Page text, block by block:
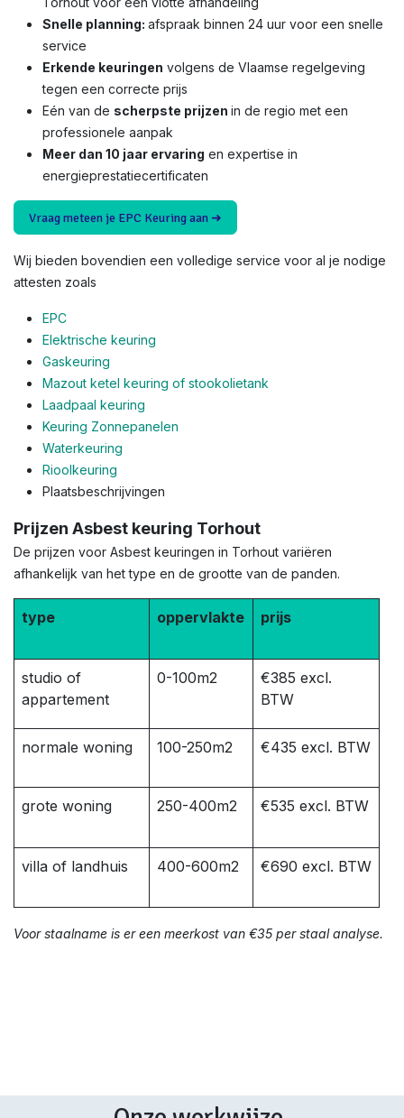
Snelle planning: afspraak binnen 24 uur voor een snelle
service
Erkende keuringen volgens de Vlaamse regelgeving
tegen een correcte prijs
Eén van de scherpste prijzen in de regio met een
professionele aanpak
Meer dan 10 jaar ervaring en expertise in
energieprestatiecertificaten
Vraag meteen je EPC Keuring aan ➜
Wij bieden bovendien een volledige service voor al je nodige
attesten zoals
EPC
Elektrische keuring
Gaskeuring
Mazout ketel keuring of stookolietank
Laadpaal keuring
Keuring Zonnepanelen
Waterkeuring
Rioolkeuring
Plaatsbeschrijvingen
Prijzen Asbest keuring Torhout
De prijzen voor Asbest keuringen in Torhout variëren
afhankelijk van het type en de grootte van de panden.
type oppervlakte prijs
studio of
appartement
0-100m2
€385 excl.
BTW
normale woning 100-250m2 €435 excl. BTW
grote woning 250-400m2 €535 excl. BTW
villa of landhuis 400-600m2 €690 excl. BTW
Voor staalname is er een meerkost van €35 per staal analyse.